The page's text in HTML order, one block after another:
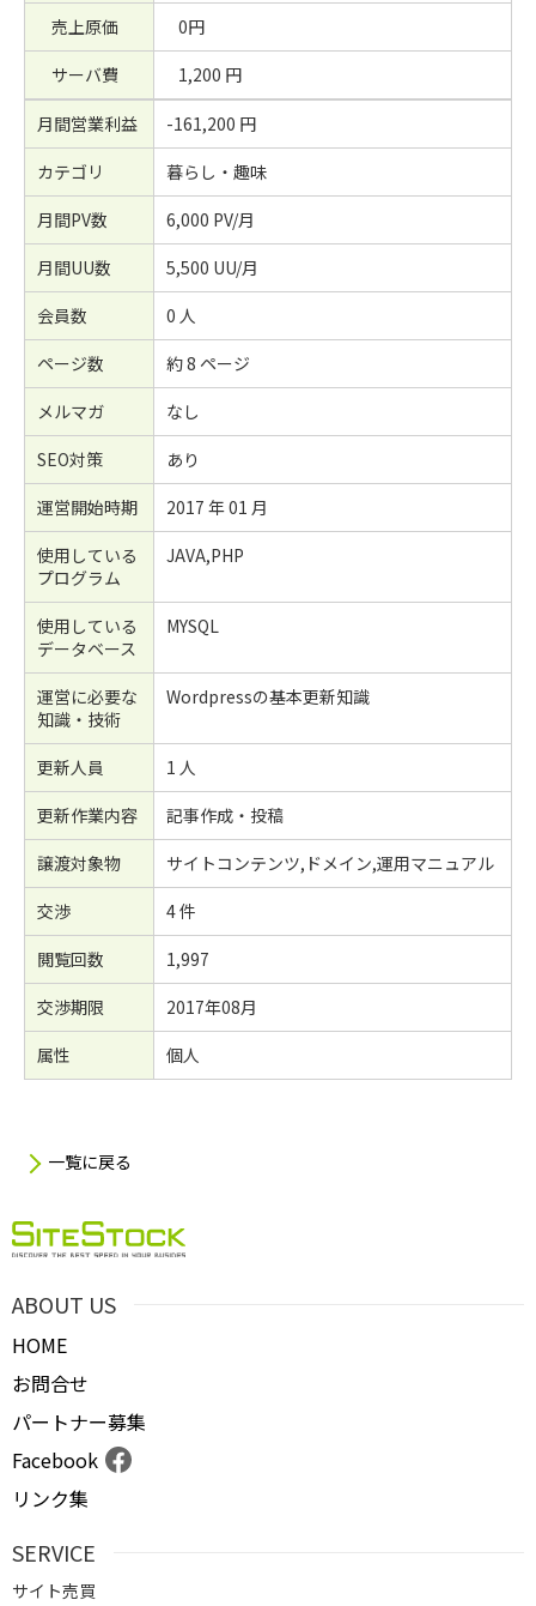
売上原価
0円
サーバ費
1,200 円
月間営業利益
-161,200 円
カテゴリ
暮らし・趣味
月間PV数
6,000 PV/月
月間UU数
5,500 UU/月
会員数
0 人
ページ数
約 8 ページ
メルマガ
なし
SEO対策
あり
運営開始時期
2017 年 01 月
使用している
プログラム
JAVA,PHP
使用している
データベース
MYSQL
運営に必要な
知識・技術
Wordpressの基本更新知識
更新人員
1 人
更新作業内容
記事作成・投稿
譲渡対象物
サイトコンテンツ,ドメイン,運用マニュアル
交渉
4 件
閲覧回数
1,997
交渉期限
2017年08月
属性
個人
一覧に戻る
ABOUT US
HOME
お問合せ
パートナー募集
Facebook
リンク集
SERVICE
サイト売買